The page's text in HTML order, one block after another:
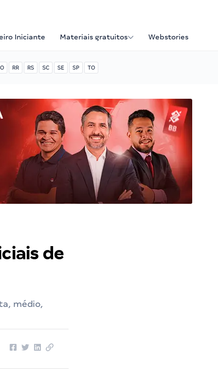
Iniciante Materiais gratuitos Webstories
RR RS SC SE SP TO
de
médio,